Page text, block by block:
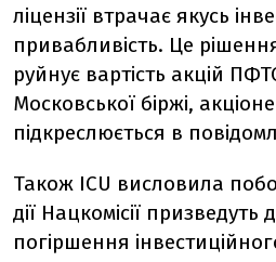
ліцензії втрачає якусь
привабливість. Це
руйнує вартість акцій
Московської біржі,
підкреслюється в
Також ICU висловила
дії Нацкомісії
погіршення